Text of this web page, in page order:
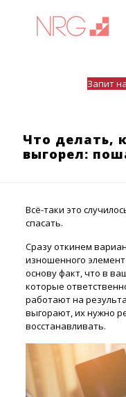
Запит
Что делать,
выгорел:
Всё-таки это
спасать.
Сразу откинем
изношенного
основу факт, что в
которые
работают на
выгорают, их нужно
восстанавливать.